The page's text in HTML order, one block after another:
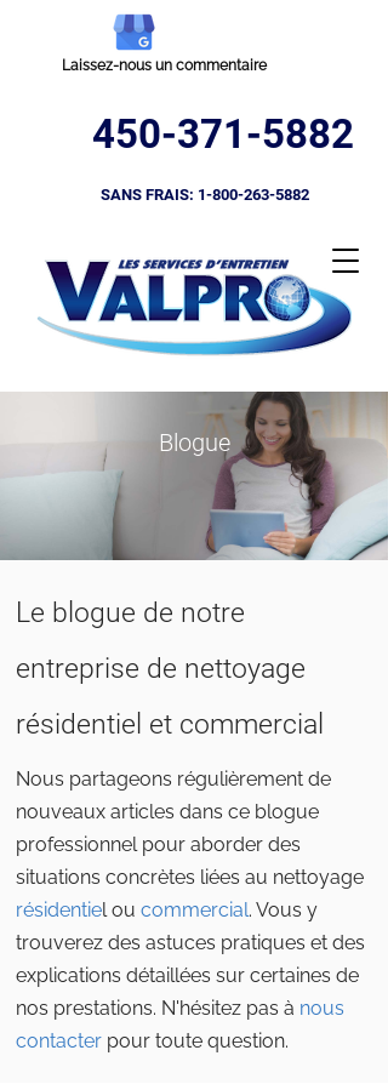
Laissez-nous un commentaire
450-371-5882
SANS FRAIS: 1-800-263-5882
Blogue
Le blogue de notre
entreprise de nettoyage
résidentiel et commercial
Nous partageons régulièrement de
nouveaux articles dans ce blogue
professionnel pour aborder des
situations concrètes liées au nettoyage
résidentiel ou commercial. Vous y
trouverez des astuces pratiques et des
explications détaillées sur certaines de
nos prestations. N'hésitez pas à nous
contacter pour toute question.